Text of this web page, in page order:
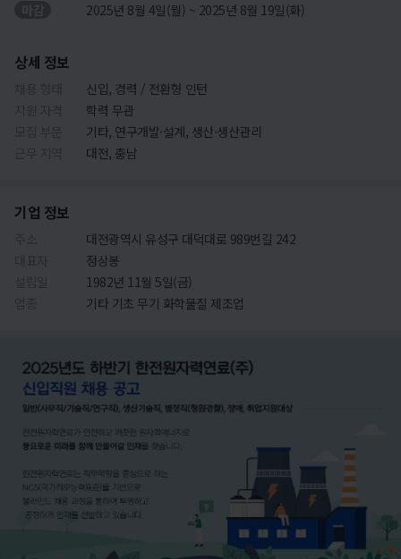
2025년 8월 4일(월) ~ 2025년 8월 19일(화)
상세 정보
신입, 경력 / 전환형 인턴
학력 무관
기타, 연구개발·설계, 생산·생산관리
대전, 충남
기업 정보
대전광역시 유성구 대덕대로 989번길 242
정상봉
1982년 11월 5일(금)
기타 기초 무기 화학물질 제조업